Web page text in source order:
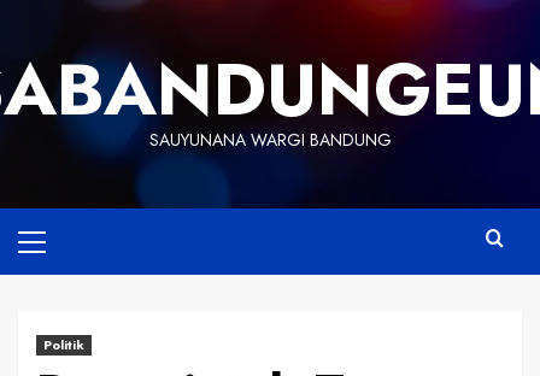
content
SAUYUNANA WARGI BANDUNG
Menu
Politik